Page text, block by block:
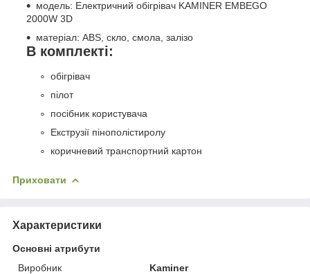
модель: Електричний обігрівач KAMINER EMBEGO
2000W 3D
матеріал: ABS, скло, смола, залізо
В комплекті:
обігрівач
пілот
посібник користувача
Екструзії пінополістиролу
коричневий транспортний картон
Приховати
Характеристики
Основні атрибути
Виробник
Kaminer